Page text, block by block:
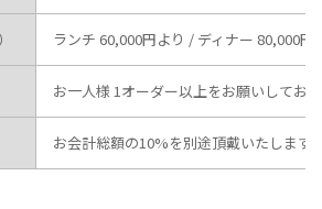
ランチ 60,000円より / ディナー 80,000円
お一人様 1オーダー以上をお願いしてお
お会計総額の10%を別途頂戴いたします